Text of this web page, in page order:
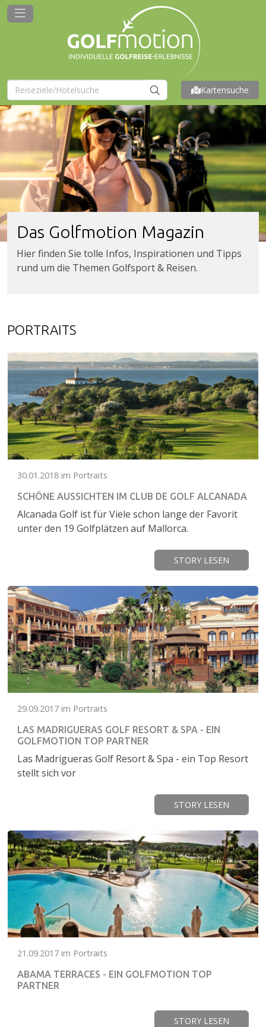
Kartensuche
Das Golfmotion Magazin
Hier finden Sie tolle Infos, Inspirationen und Tipps
rund um die Themen Golfsport & Reisen.
PORTRAITS
30.01.2018 im Portraits
SCHÖNE AUSSICHTEN IM CLUB DE GOLF ALCANADA
Alcanada Golf ist für Viele schon lange der Favorit
unter den 19 Golfplätzen auf Mallorca.
STORY LESEN
29.09.2017 im Portraits
LAS MADRIGUERAS GOLF RESORT & SPA - EIN
GOLFMOTION TOP PARTNER
Las Madrigueras Golf Resort & Spa - ein Top Resort
stellt sich vor
STORY LESEN
21.09.2017 im Portraits
ABAMA TERRACES - EIN GOLFMOTION TOP
PARTNER
STORY LESEN